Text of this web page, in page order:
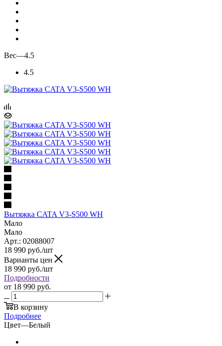
Вес—4.5
4.5
Вытяжка CATA V3-S500 WH
Мало
Мало
Арт.: 02088007
18 990 руб./шт
Варианты цен
18 990 руб./шт
Подробности
от 18 990 руб.
В корзину
Подробнее
Цвет—Белый